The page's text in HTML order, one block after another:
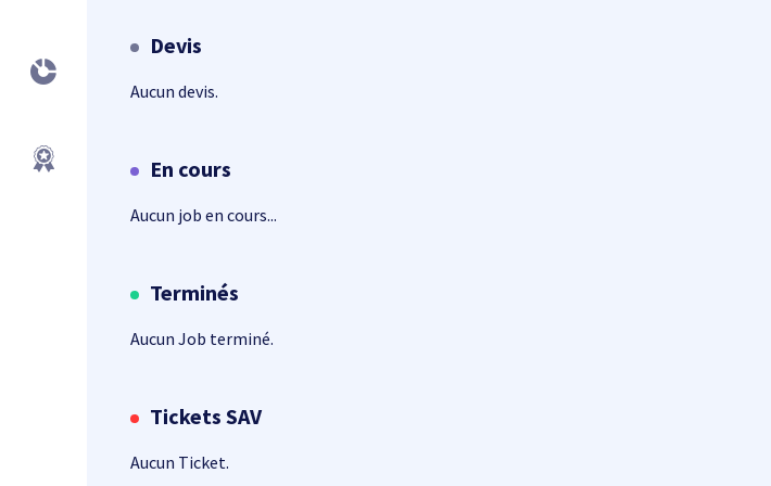
Devis
Aucun devis.
En cours
Aucun job en cours...
Terminés
Aucun Job terminé.
Tickets SAV
Aucun Ticket.